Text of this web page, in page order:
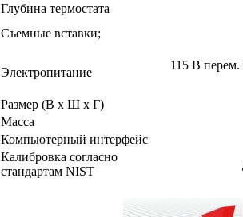
Глубина термостата
Съемные вставки;
Электропитание
115 В
Размер (В x Ш x Г)
Масса
Компьютерный интерфейс
Калибровка согласно
стандартам NIST